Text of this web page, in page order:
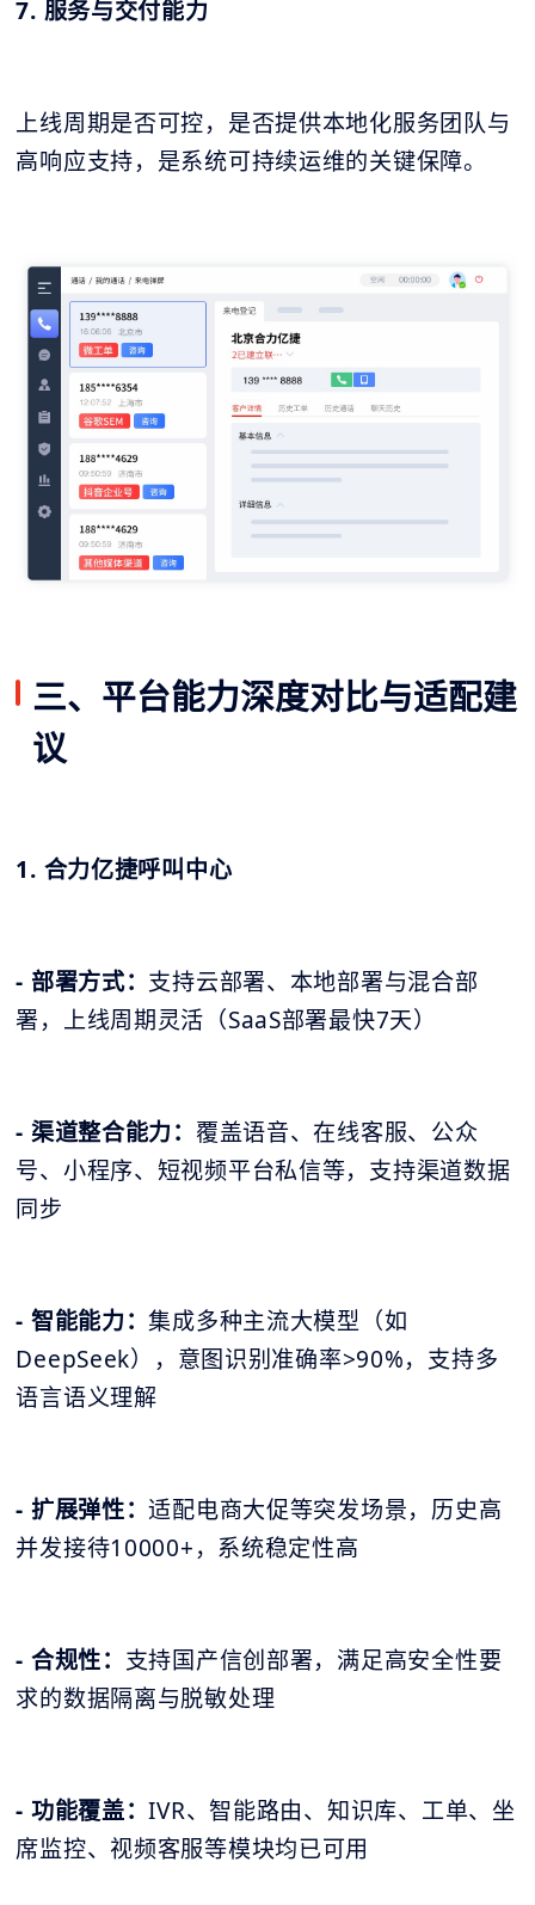
7. 服务与交付能力
上线周期是否可控，是否提供本地化服务团队与
高响应支持，是系统可持续运维的关键保障。
三、平台能力深度对比与适配建
议
1. 合力亿捷呼叫中心
- 部署方式： 支持云部署、本地部署与混合部
署，上线周期灵活（SaaS部署最快7天）
- 渠道整合能力： 覆盖语音、在线客服、公众
号、小程序、短视频平台私信等，支持渠道数据
同步
- 智能能力：集成多种主流大模型（如
DeepSeek），意图识别准确率>90%，支持多
语言语义理解
- 扩展弹性：适配电商大促等突发场景，历史高
并发接待10000+，系统稳定性高
- 合规性： 支持国产信创部署，满足高安全性要
求的数据隔离与脱敏处理
- 功能覆盖：IVR、智能路由、知识库、工单、坐
席监控、视频客服等模块均已可用